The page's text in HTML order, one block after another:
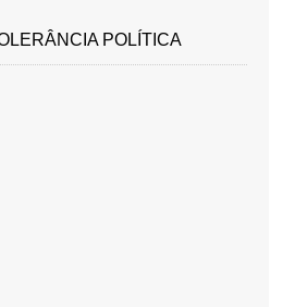
POLÍTICA